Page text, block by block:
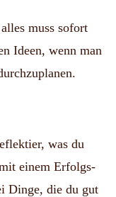
muss sofort
Ideen, wenn man
was du
einem Erfolgs-
Dinge, die du gut